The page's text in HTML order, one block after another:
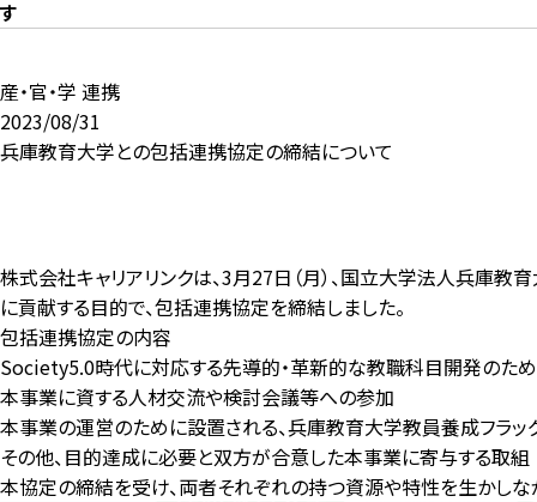
す
産・官・学 連携
2023/08/31
兵庫教育大学との包括連携協定の締結について
株式会社キャリアリンクは、3月27日（月）、国立大学法人兵庫
に貢献する目的で、包括連携協定を締結しました。
包括連携協定の内容
Society5.0時代に対応する先導的・革新的な教職科目開発のた
本事業に資する人材交流や検討会議等への参加
本事業の運営のために設置される、兵庫教育大学教員養成フラッ
その他、目的達成に必要と双方が合意した本事業に寄与する取組
本協定の締結を受け、両者それぞれの持つ資源や特性を生かし